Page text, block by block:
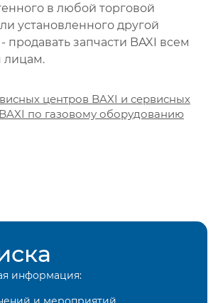
в любой торговой
установленного другой
продавать запчасти BAXI всем
лицам.
центров BAXI и сервисных
по газовому оборудованию
информация: